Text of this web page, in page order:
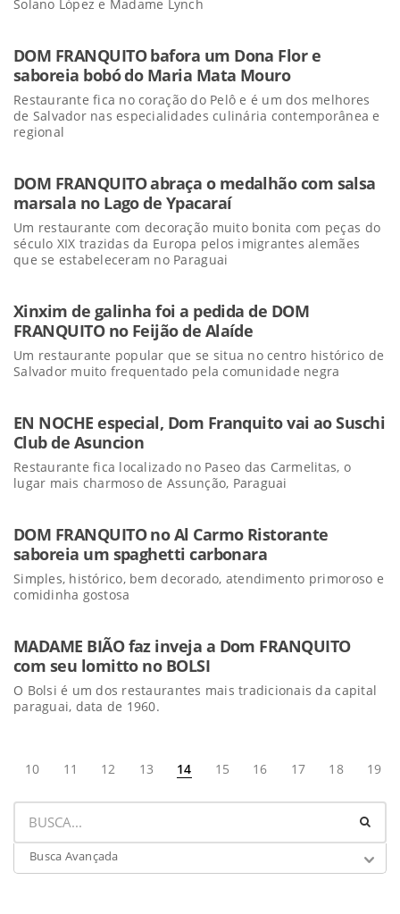
Solano López e Madame Lynch
DOM FRANQUITO bafora um Dona Flor e
saboreia bobó do Maria Mata Mouro
Restaurante fica no coração do Pelô e é um dos melhores
de Salvador nas especialidades culinária contemporânea e
regional
DOM FRANQUITO abraça o medalhão com salsa
marsala no Lago de Ypacaraí
Um restaurante com decoração muito bonita com peças do
século XIX trazidas da Europa pelos imigrantes alemães
que se estabeleceram no Paraguai
Xinxim de galinha foi a pedida de DOM
FRANQUITO no Feijão de Alaíde
Um restaurante popular que se situa no centro histórico de
Salvador muito frequentado pela comunidade negra
EN NOCHE especial, Dom Franquito vai ao Suschi
Club de Asuncion
Restaurante fica localizado no Paseo das Carmelitas, o
lugar mais charmoso de Assunção, Paraguai
DOM FRANQUITO no Al Carmo Ristorante
saboreia um spaghetti carbonara
Simples, histórico, bem decorado, atendimento primoroso e
comidinha gostosa
MADAME BIÃO faz inveja a Dom FRANQUITO
com seu lomitto no BOLSI
O Bolsi é um dos restaurantes mais tradicionais da capital
paraguai, data de 1960.
10 11 12 13 14 15 16 17 18 19
Busca Avançada